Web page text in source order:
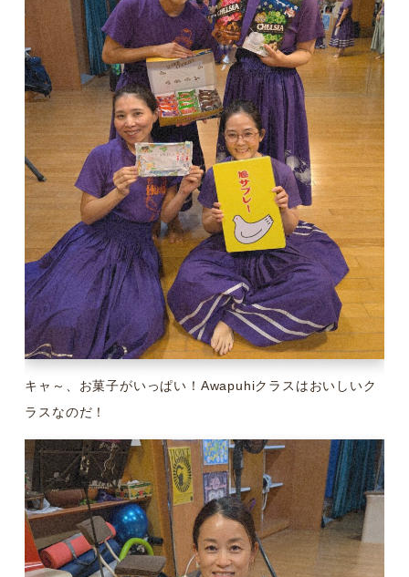
キャ～、お菓子がいっぱい！Awapuhiクラスはおいしいク
ラスなのだ！